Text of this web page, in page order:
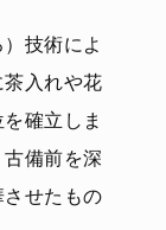
技術によ
入れや花
確立しま
備前を深
させたもの